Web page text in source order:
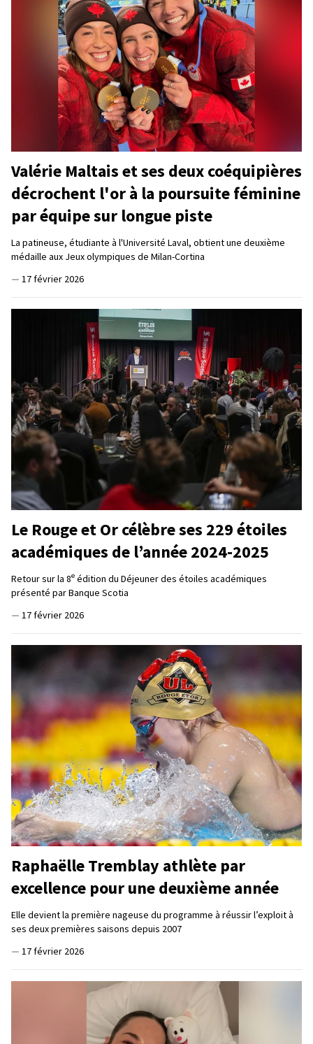
Valérie Maltais et ses deux coéquipières
décrochent l'or à la poursuite féminine
par équipe sur longue piste
La patineuse, étudiante à l'Université Laval, obtient une deuxième
médaille aux Jeux olympiques de Milan-Cortina
— 17 février 2026
Le Rouge et Or célèbre ses 229 étoiles
académiques de l’année 2024-2025
Retour sur la 8e édition du Déjeuner des étoiles académiques
présenté par Banque Scotia
— 17 février 2026
Raphaëlle Tremblay athlète par
excellence pour une deuxième année
Elle devient la première nageuse du programme à réussir l’exploit à
ses deux premières saisons depuis 2007
— 17 février 2026